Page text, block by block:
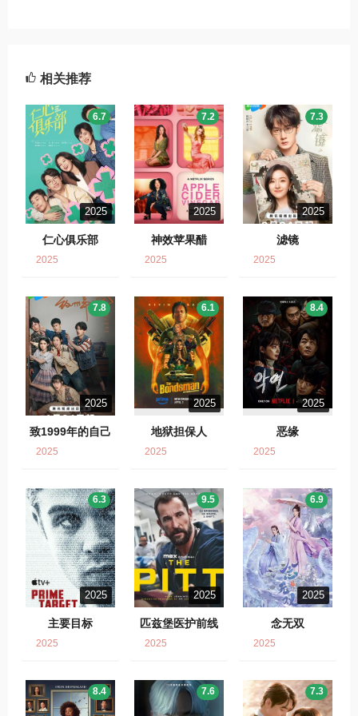
相关推荐
2025
仁心俱乐部
6.7
2025
2025
神效苹果醋
7.2
2025
2025
滤镜
7.3
2025
2025
致1999年的自己
7.8
2025
2025
地狱担保人
6.1
2025
2025
恶缘
8.4
2025
2025
主要目标
6.3
2025
2025
匹兹堡医护前线
9.5
2025
2025
念无双
6.9
2025
8.4 7.6 7.3